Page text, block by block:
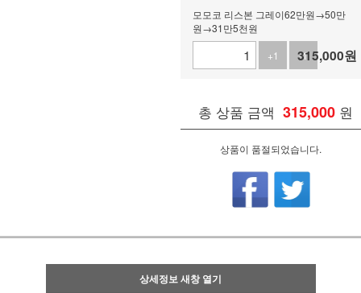
모모코 리스본 그레이62만원→50만
원→31만5천원
+1
-1
315,000원
총 상품 금액 315,000 원
상품이 품절되었습니다.
상세정보 새창 열기